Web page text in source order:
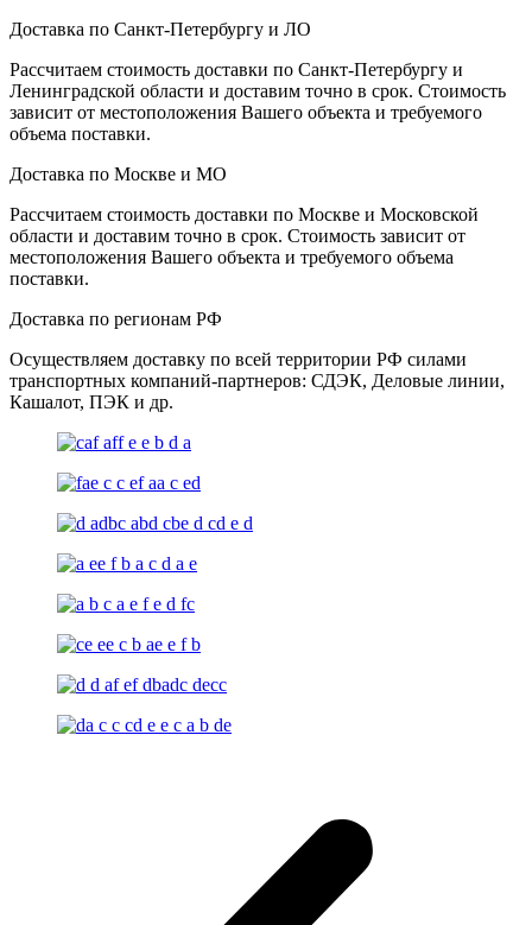
Доставка по Санкт-Петербургу и ЛО
Рассчитаем стоимость доставки по Санкт-Петербургу и
Ленинградской области и доставим точно в срок. Стоимость
зависит от местоположения Вашего объекта и требуемого
объема поставки.
Доставка по Москве и МО
Рассчитаем стоимость доставки по Москве и Московской
области и доставим точно в срок. Стоимость зависит от
местоположения Вашего объекта и требуемого объема
поставки.
Доставка по регионам РФ
Осуществляем доставку по всей территории РФ силами
транспортных компаний-партнеров: СДЭК, Деловые линии,
Кашалот, ПЭК и др.